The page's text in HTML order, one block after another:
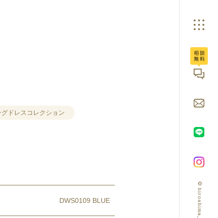
ドレスコレクション
DWS0109 BLUE